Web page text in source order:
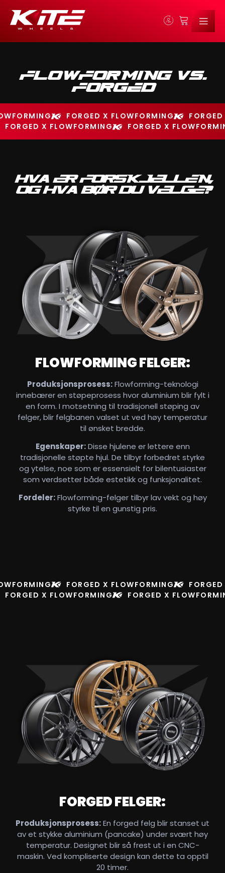
FLOWFORMING VS.
FORGED
FORGED X FLOWFORMING
FORGED X FLOWFORMING
FORGED X
HVA ER FORSKJELLEN,
OG HVA BØR DU VELGE?
FLOWFORMING FELGER:
Produksjonsprosess:Flowforming-teknologi
innebærer en støpeprosess hvor aluminium blir fylt i
en form. I motsetning til tradisjonell støping av
felger, blir felgbanen valset ut ved høy temperatur
til ønsket bredde.
Egenskaper:Disse hjulene er lettere enn
tradisjonelle støpte hjul. De tilbyr forbedret styrke
og ytelse, noe som er essensielt for bilentusiaster
som verdsetter både estetikk og funksjonalitet.
Fordeler:Flowforming-felger tilbyr lav vekt og høy
styrke til en gunstig pris.
FORGED X FLOWFORMING
FORGED X FLOWFORMING
FORGED X
FORGED FELGER:
Produksjonsprosess:En forged felg blir stanset ut
av et stykke aluminium (pancake) under svært høy
temperatur. Designet blir så frest ut i en CNC-
maskin. Ved kompliserte design kan dette ta opptil
20 timer.